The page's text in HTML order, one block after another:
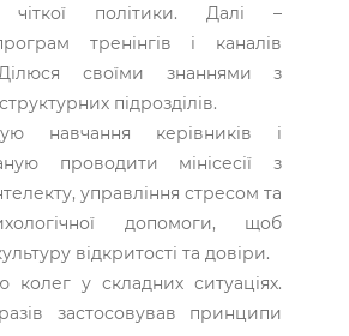
чіткої політики. Далі –
тренінгів і каналів
своїми знаннями з
підрозділів.
навчання керівників і
проводити мінісесії з
управління стресом та
допомоги, щоб
відкритості та довіри.
колег у складних ситуаціях.
застосовував принципи